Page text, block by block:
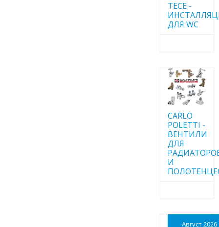
TECE -
ДЛЯ WC
CARLO
POLETTI -
ВЕНТИЛИ
ДЛЯ
И
Август 2026